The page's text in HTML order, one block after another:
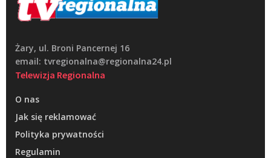
Żary, ul. Broni Pancernej 16
email: tvregionalna@regionalna24.pl
Telewizja Regionalna
O nas
Jak się reklamować
Polityka prywatności
Regulamin